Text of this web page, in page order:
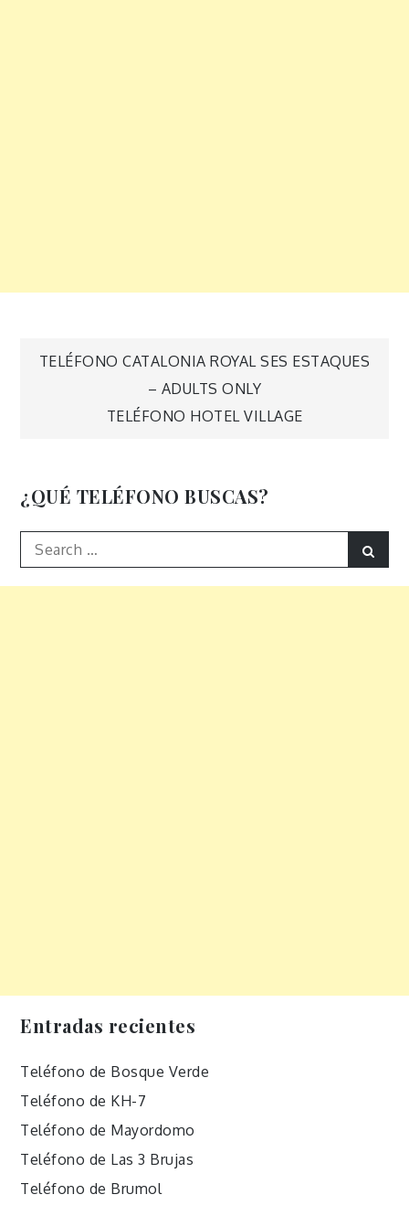
Navegación
TELÉFONO CATALONIA ROYAL SES ESTAQUES
– ADULTS ONLY
TELÉFONO HOTEL VILLAGE
¿QUÉ TELÉFONO BUSCAS?
Search
for:
Entradas recientes
Teléfono de Bosque Verde
Teléfono de KH-7
Teléfono de Mayordomo
Teléfono de Las 3 Brujas
Teléfono de Brumol